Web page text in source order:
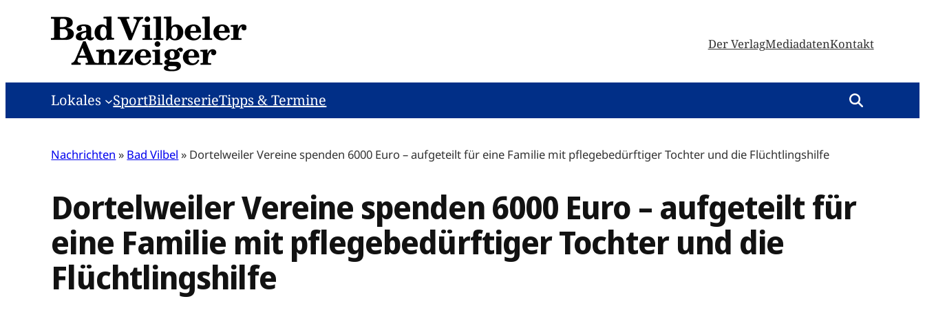
Der VerlagMediadatenKontakt
Lokales SportBilderserieTipps & Termine
Nachrichten » Bad Vilbel » Dortelweiler Vereine spenden 6000 Euro – aufgeteilt für eine Familie mit pflegebedürftiger Tochter und die Flüchtlingshilfe
Dortelweiler Vereine spenden 6000 Euro – aufgeteilt für
eine Familie mit pflegebedürftiger Tochter und die
Flüchtlingshilfe